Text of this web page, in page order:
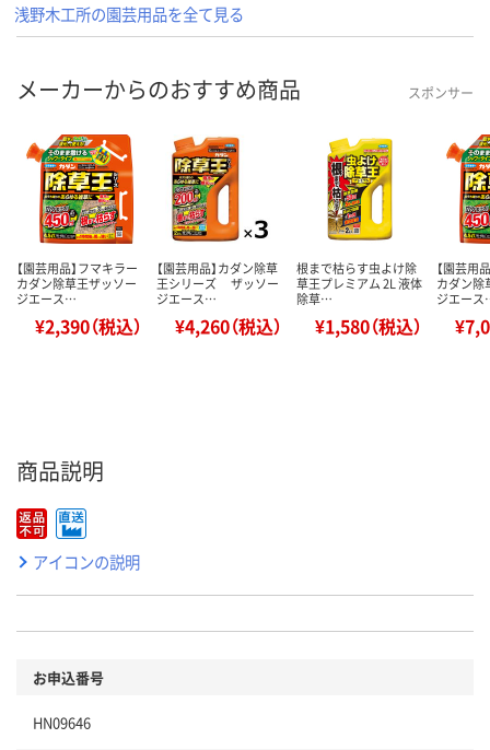
浅野木工所の園芸用品を全て見る
メーカーからのおすすめ商品 スポンサー
【園芸用品】フマキラー
カダン除草王ザッソー
ジエース…
¥2,390（税込）
【園芸用品】カダン除草
王シリーズ ザッソー
ジエース…
¥4,260（税込）
根まで枯らす虫よけ除
草王プレミアム 2L 液体
除草…
¥1,580（税込）
【園芸用
カダン除
ジエー
商品説明
アイコンの説明
お申込番号
HN09646